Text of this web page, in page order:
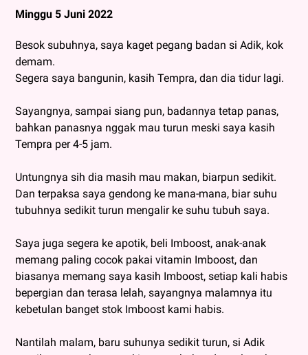
Minggu 5 Juni 2022
Besok subuhnya, saya kaget pegang badan si Adik, kok
demam.
Segera saya bangunin, kasih Tempra, dan dia tidur lagi.
Sayangnya, sampai siang pun, badannya tetap panas,
bahkan panasnya nggak mau turun meski saya kasih
Tempra per 4-5 jam.
Untungnya sih dia masih mau makan, biarpun sedikit.
Dan terpaksa saya gendong ke mana-mana, biar suhu
tubuhnya sedikit turun mengalir ke suhu tubuh saya.
Saya juga segera ke apotik, beli Imboost, anak-anak
memang paling cocok pakai vitamin Imboost, dan
biasanya memang saya kasih Imboost, setiap kali habis
bepergian dan terasa lelah, sayangnya malamnya itu
kebetulan banget stok Imboost kami habis.
Nantilah malam, baru suhunya sedikit turun, si Adik